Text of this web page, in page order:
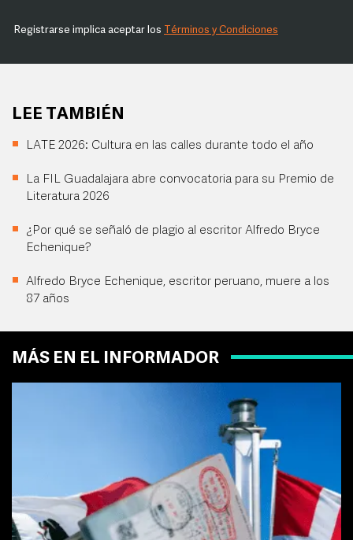
Registrarse implica aceptar los Términos y Condiciones
LEE TAMBIÉN
LATE 2026: Cultura en las calles durante todo el año
La FIL Guadalajara abre convocatoria para su Premio de
Literatura 2026
¿Por qué se señaló de plagio al escritor Alfredo Bryce
Echenique?
Alfredo Bryce Echenique, escritor peruano, muere a los
87 años
MÁS EN EL INFORMADOR